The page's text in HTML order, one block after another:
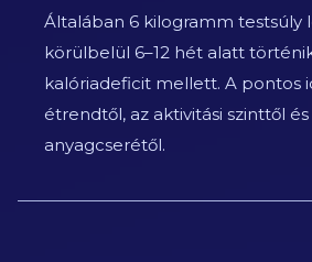
Általában 6 kilogramm testsúly
körülbelül 6–12 hét alatt
kalóriadeficit mellett. A pontos
étrendtől, az aktivitási szinttől
anyagcserétől.